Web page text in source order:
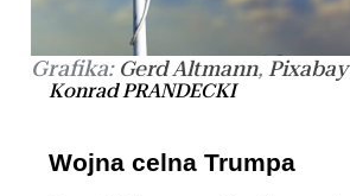
Grafika: Gerd Altmann, Pixabay
Konrad PRANDECKI
Wojna celna Trumpa